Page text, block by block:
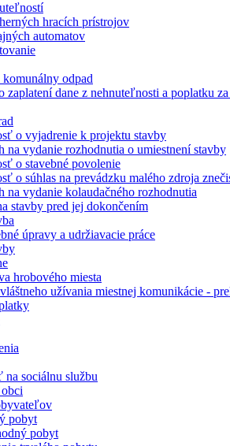
hracích prístrojov
automatov
komunálny odpad
zaplatení dane z nehnuteľnosti a poplatku
o vyjadrenie k projektu stavby
na vydanie rozhodnutia o umiestnení stavby
o stavebné povolenie
o súhlas na prevádzku malého zdroja
na vydanie kolaudačného rozhodnutia
stavby pred jej dokončením
úpravy a udržiavacie práce
hrobového miesta
užívania miestnej komunikácie -
na sociálnu službu
pobyt
pobyt